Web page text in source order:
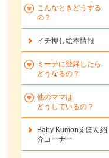
こんなときどうする
の？
イチ押し絵本情報
ミーテに登録したら
どうなるの？
他のママは
どうしているの？
Baby Kumonえほん紹
介コーナー